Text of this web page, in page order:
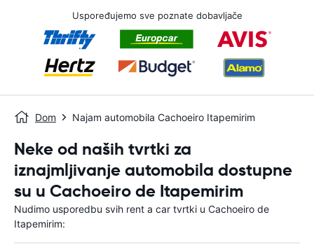
Uspoređujemo sve poznate dobavljače
Dom Najam automobila Cachoeiro Itapemirim
Neke od naših tvrtki za
iznajmljivanje automobila dostupne
su u Cachoeiro de Itapemirim
Nudimo usporedbu svih rent a car tvrtki u Cachoeiro de
Itapemirim: